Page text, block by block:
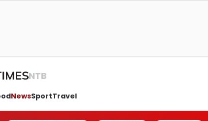
NTB
NewsSportTravel